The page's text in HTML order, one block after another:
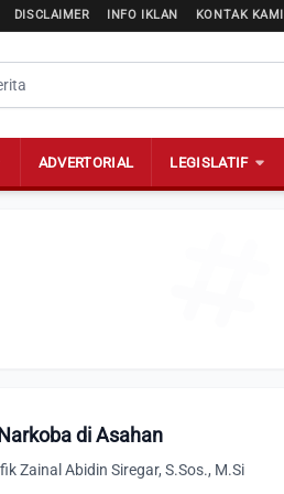
DISCLAIMER INFO IKLAN KONTAK KAMI
ADVERTORIAL LEGISLATIF
di Asahan
Zainal Abidin Siregar, S.Sos., M.Si